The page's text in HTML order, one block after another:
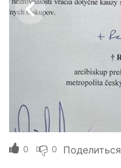
0 0 Поделиться